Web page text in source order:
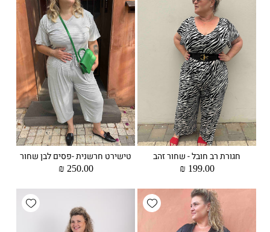
חגורת רב חובל - שחור זהב
מחיר
199.00 ₪
טישירט חרשנית -פסים לבן שחור
מחיר
250.00 ₪
Add wishlist
wishlist